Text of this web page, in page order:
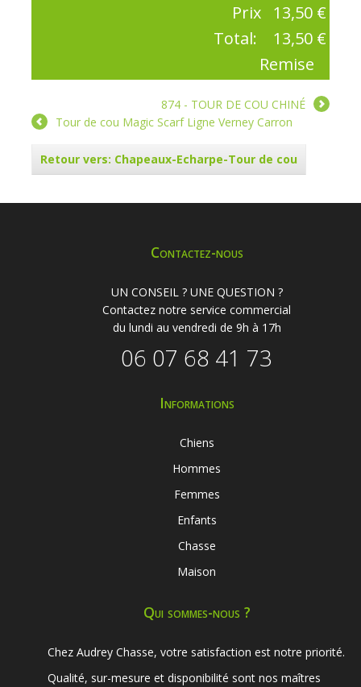
Prix 13,50 €
Total:
13,50 €
Remise
874 - TOUR DE COU CHINÉ
Tour de cou Magic Scarf Ligne Verney Carron
Retour vers: Chapeaux-Echarpe-Tour de cou
Contactez-nous
UN CONSEIL ? UNE QUESTION ?
Contactez notre service commercial
du lundi au vendredi de 9h à 17h
06 07 68 41 73
Informations
Chiens
Hommes
Femmes
Enfants
Chasse
Maison
Qui sommes-nous ?
Chez Audrey Chasse, votre satisfaction est notre priorité.
Qualité, sur-mesure et disponibilité sont nos maîtres